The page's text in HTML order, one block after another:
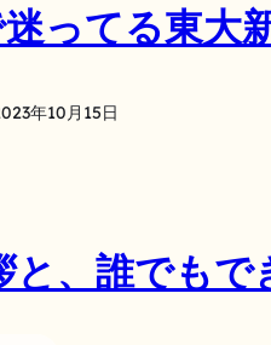
ってる東大
年10月15日
、誰でもで